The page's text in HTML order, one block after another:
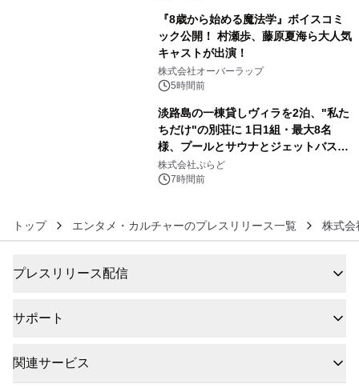
『8歳から始める魔法学』ボイスコミ
ック公開！ 村瀬歩、藤原夏海ら大人気
キャストが出演！
株式会社オーバーラップ
5時間前
淡路島の一棟貸しヴィラを2泊、"私た
ちだけ"の別荘に 1日1組・最大8名
様、プールとサウナとジェットバス付
きで Villa Mon Temps AWAJIの連泊
素泊りプラン
株式会社ぷらど
7時間前
トップ エンタメ・カルチャーのプレスリリース一覧 株式会
プレスリリース配信
サポート
関連サービス